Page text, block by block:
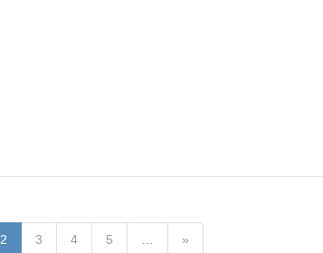
2 3 4 5 »